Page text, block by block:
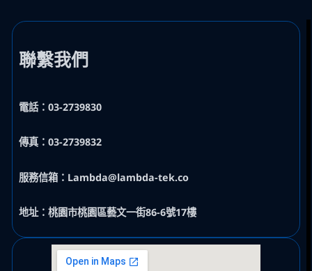
聯繫我們
電話：03-2739830
傳真：03-2739832
服務信箱：Lambda@lambda-tek.co
地址：桃園市桃園區藝文一街86-6號17樓